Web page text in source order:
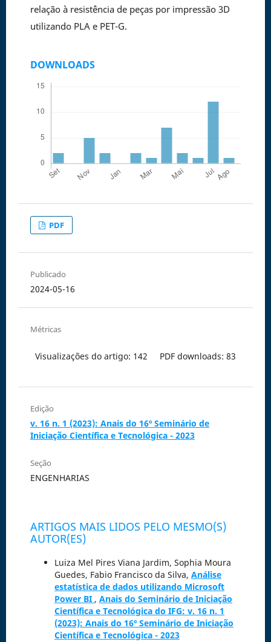
relação à resistência de peças por impressão 3D
utilizando PLA e PET-G.
DOWNLOADS
PDF
Publicado
2024-05-16
Métricas
Visualizações do artigo: 142 PDF downloads: 83
Edição
v. 16 n. 1 (2023): Anais do 16º Seminário de
Iniciação Científica e Tecnológica - 2023
Seção
ENGENHARIAS
ARTIGOS MAIS LIDOS PELO MESMO(S)
AUTOR(ES)
Luiza Mel Pires Viana Jardim, Sophia Moura
Guedes, Fabio Francisco da Silva, Análise
estatística de dados utilizando Microsoft
Power BI , Anais do Seminário de Iniciação
Científica e Tecnológica do IFG: v. 16 n. 1
(2023): Anais do 16º Seminário de Iniciação
Científica e Tecnológica - 2023